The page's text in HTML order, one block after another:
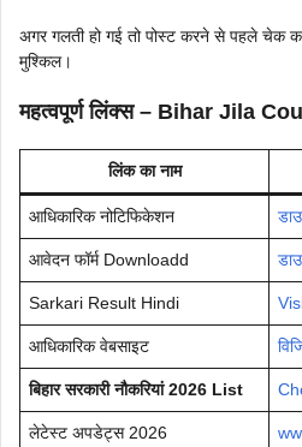
अगर गलती हो गई तो पोस्ट करने से पहले चेक
मुश्किल।
महत्वपूर्ण लिंक्स – Bihar Jila
लिंक का नाम
आधिकारिक नोटिफिकेशन
आवेदन फॉर्म Downloadd
Sarkari Result Hindi
आधिकारिक वेबसाइट
बिहार सरकारी नौकरियां 2026 List
लेटेस्ट अपडेट्स 2026